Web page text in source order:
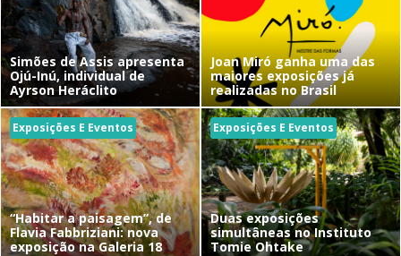
Simões de Assis apresenta
Ojú-Inú, individual de
Ayrson Heráclito
Joan Miró ganha uma das
maiores exposições já
realizadas no Brasil
Exposições E Eventos
“Habitar a paisagem”, de
Flavia Fabbriziani: nova
exposição na Galeria 18
Exposições E Eventos
Duas exposições
simultâneas no Instituto
Tomie Ohtake